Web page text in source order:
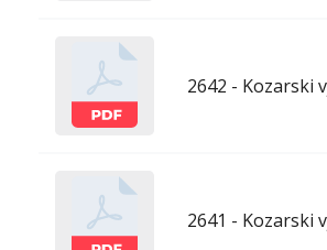
2642 - Kozarski
2641 - Kozarski